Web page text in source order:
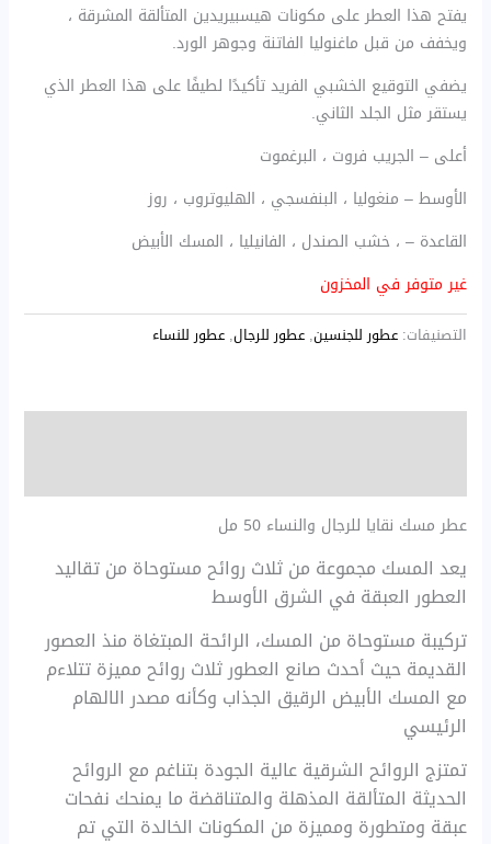
يفتح هذا العطر على مكونات هيسبيريدين المتألقة المشرقة ،
ويخفف من قبل ماغنوليا الفاتنة وجوهر الورد.
يضفي التوقيع الخشبي الفريد تأكيدًا لطيفًا على هذا العطر الذي
يستقر مثل الجلد الثاني.
أعلى – الجريب فروت ، البرغموت
الأوسط – منغوليا ، البنفسجي ، الهليوتروب ، روز
القاعدة – ، خشب الصندل ، الفانيليا ، المسك الأبيض
غير متوفر في المخزون
التصنيفات: عطور للجنسين, عطور للرجال, عطور للنساء
عطر مسك نقايا للرجال والنساء 50 مل
يعد المسك مجموعة من ثلاث روائح مستوحاة من تقاليد
العطور العبقة في الشرق الأوسط
تركيبة مستوحاة من المسك، الرائحة المبتغاة منذ العصور
القديمة حيث أحدث صانع العطور ثلاث روائح مميزة تتلاءم
مع المسك الأبيض الرقيق الجذاب وكأنه مصدر الالهام
الرئيسي
تمتزج الروائح الشرقية عالية الجودة بتناغم مع الروائح
الحديثة المتألقة المذهلة والمتناقضة ما يمنحك نفحات
عبقة ومتطورة ومميزة من المكونات الخالدة التي تم